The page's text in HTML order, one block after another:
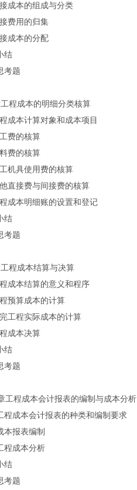
成本的组成与分类
费用的归集
成本的分配
结
考题
程成本的明细分类核算
成本计算对象和成本项目
费的核算
费的核算
机具使用费的核算
直接费与间接费的核算
成本明细账的设置和登记
结
考题
程成本结算与决算
成本结算的意义和程序
预算成本的计算
工程实际成本的计算
成本决算
结
考题
工程成本会计报表的编制与成本分析
程成本会计报表的种类和编制要求
本报表编制
程成本分析
结
考题